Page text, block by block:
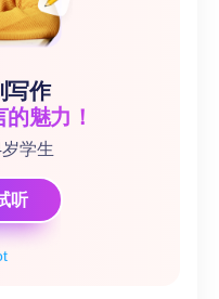
写作
魅力！
学生
听